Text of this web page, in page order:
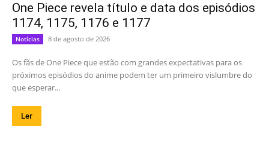
One Piece revela título e data dos episódios
1174, 1175, 1176 e 1177
Notícias 8 de agosto de 2026
Os fãs de One Piece que estão com grandes expectativas para os
próximos episódios do anime podem ter um primeiro vislumbre do
que esperar...
Ler